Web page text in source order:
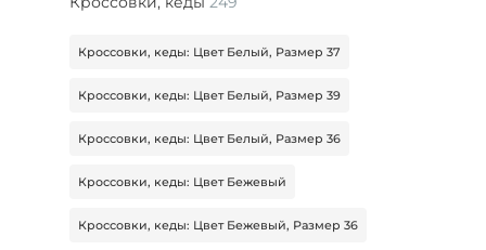
Кроссовки, кеды: Цвет Белый, Размер 37
Кроссовки, кеды: Цвет Белый, Размер 39
Кроссовки, кеды: Цвет Белый, Размер 36
Кроссовки, кеды: Цвет Бежевый
Кроссовки, кеды: Цвет Бежевый, Размер 36